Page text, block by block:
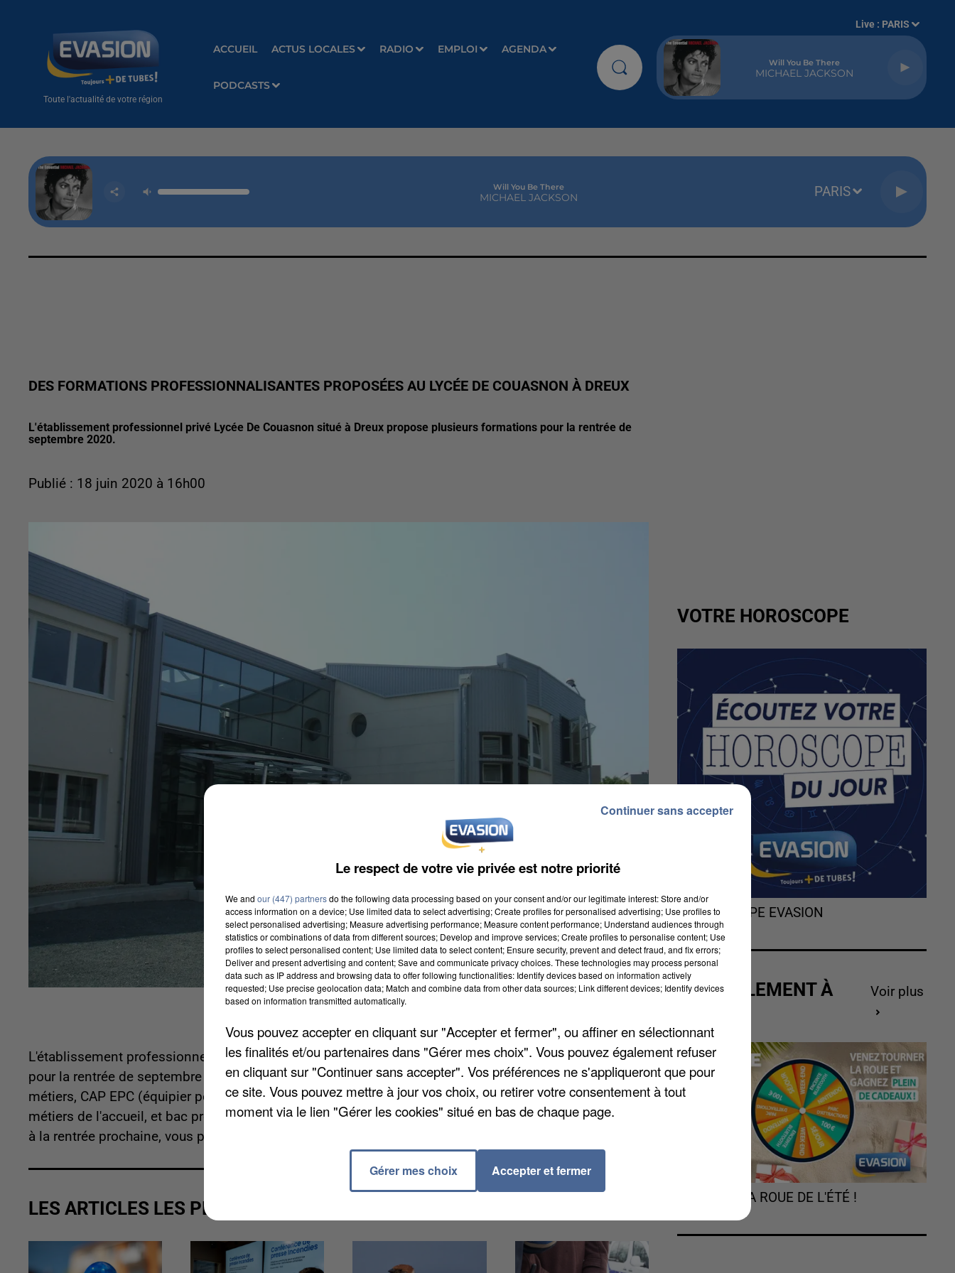
Toute l'actualité de votre région
ACCUEIL ACTUS LOCALES RADIO EMPLOI AGENDA
PODCASTS
Live : PARIS
Will You Be There
MICHAEL JACKSON
Will You Be There
MICHAEL JACKSON PARIS
DES FORMATIONS PROFESSIONNALISANTES PROPOSÉES AU LYCÉE DE COUASNON À DREUX
L'établissement professionnel privé Lycée De Couasnon situé à Dreux propose plusieurs formations pour la rentrée de
septembre 2020.
Publié : 18 juin 2020 à 16h00
L'établissement professionnel privé Lycée De Couasnon situé à Dreux propose plusieurs formations
pour la rentrée de septembre 2020. Les élèves pourront intégrer des sections comme 3ème prépa-
métiers, CAP EPC (équipier polyvalent du commerce), bac pro ASSP, bac pro animation EPA, bac pro
métiers de l'accueil, et bac pro commerce et vente. Si vous souhaitez que votre enfant intègre le lycée
à la rentrée prochaine, vous pouvez prendre contact avec l'établissement au 02.37.422.993.
LES ARTICLES LES PLUS VUS
VOTRE HOROSCOPE
L'HOROSCOPE EVASION
ACTUELLEMENT À
Voir plus
TOURNEZ LA ROUE DE L'ÉTÉ !
Le respect de votre vie privée est notre priorité
We and our (447) partnersdo the following data processing based on your consent and/or our legitimate interest: Store and/or
access information on a device; Use limited data to select advertising; Create profiles for personalised advertising; Use profiles to
select personalised advertising; Measure advertising performance; Measure content performance; Understand audiences through
statistics or combinations of data from different sources; Develop and improve services; Create profiles to personalise content; Use
profiles to select personalised content; Use limited data to select content; Ensure security, prevent and detect fraud, and fix errors;
Deliver and present advertising and content; Save and communicate privacy choices. These technologies may process personal
data such as IP address and browsing data to offer following functionalities: Identify devices based on information actively
requested; Use precise geolocation data; Match and combine data from other data sources; Link different devices; Identify devices
based on information transmitted automatically.
Vous pouvez accepter en cliquant sur "Accepter et fermer", ou affiner en sélectionnant
les finalités et/ou partenaires dans "Gérer mes choix". Vous pouvez également refuser
en cliquant sur "Continuer sans accepter". Vos préférences ne s'appliqueront que pour
ce site. Vous pouvez mettre à jour vos choix, ou retirer votre consentement à tout
moment via le lien "Gérer les cookies" situé en bas de chaque page.
Gérer mes choix Accepter et fermer
Continuer sans accepter